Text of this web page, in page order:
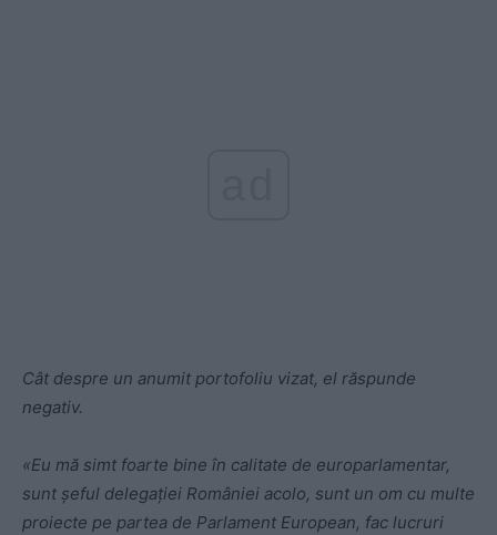
Cât despre un anumit portofoliu vizat, el răspunde
negativ.
«Eu mă simt foarte bine în calitate de europarlamentar,
sunt șeful delegației României acolo, sunt un om cu multe
proiecte pe partea de Parlament European, fac lucruri